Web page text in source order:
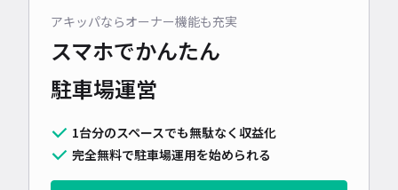
アキッパならオーナー機能も充実
スマホでかんたん
駐車場運営
1台分のスペースでも無駄なく収益化
完全無料で駐車場運用を始められる